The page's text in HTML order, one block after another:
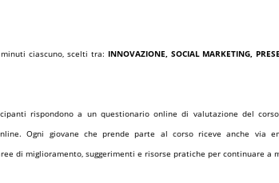
ciascuno, scelti tra: INNOVAZIONE, SOCIAL MARKETING,
rispondono a un questionario online di valutazione del
Ogni giovane che prende parte al corso riceve anche via
di miglioramento, suggerimenti e risorse pratiche per continuare a